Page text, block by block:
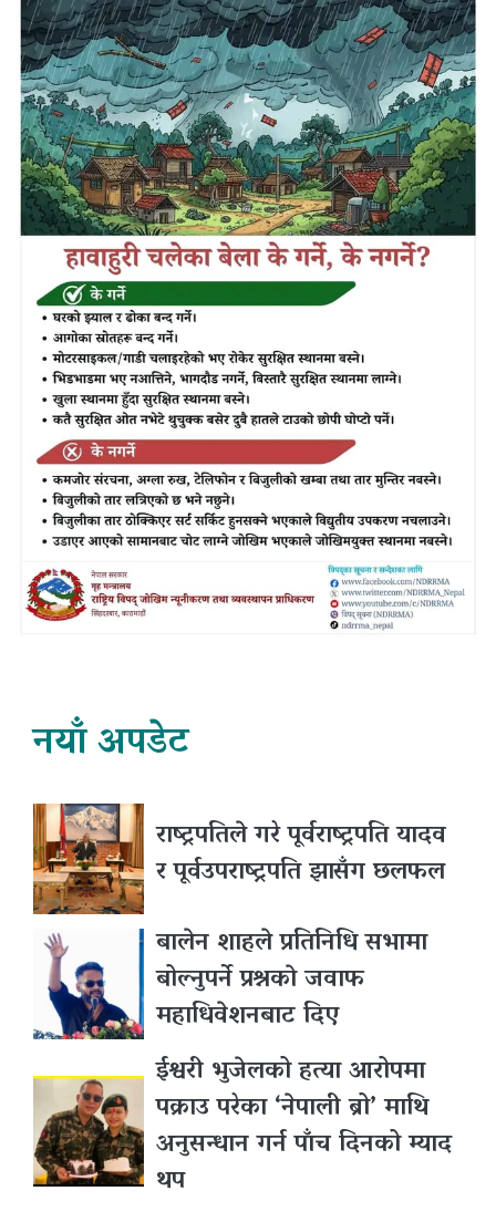
नयाँ अपडेट
राष्ट्रपतिले गरे पूर्वराष्ट्रपति यादव
र पूर्वउपराष्ट्रपति झासँग छलफल
बालेन शाहले प्रतिनिधि सभामा
बोल्नुपर्ने प्रश्नकाे जवाफ
महाधिवेशनबाट दिए
ईश्वरी भुजेलको हत्या आरोपमा
पक्राउ परेका ‘नेपाली ब्रो’ माथि
अनुसन्धान गर्न पाँच दिनको म्याद
थप